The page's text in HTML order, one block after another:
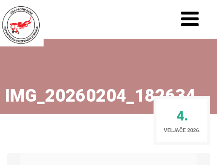
IMG_20260204_182634
4.
VELJAČE 2026.